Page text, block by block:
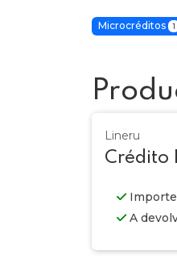
Microcréditos 1
Lineru
Crédito
A